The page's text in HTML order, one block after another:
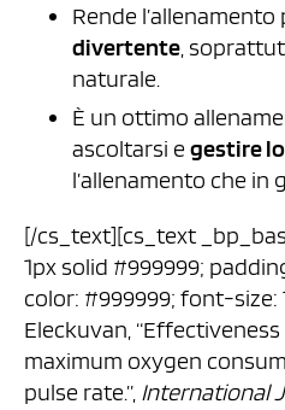
Rende
divertente,
naturale.
È un ottimo
ascoltarsi e gestire
l’allenamento che in
[/cs_text][cs_text
1px solid #999999;
color: #999999; font-size:
Eleckuvan,
maximum oxygen
pulse rate.”, International